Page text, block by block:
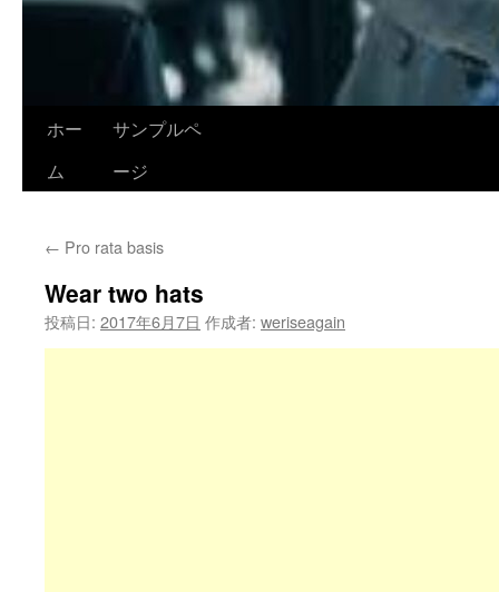
ホー
ム
サンプルペ
ージ
← Pro rata basis
Wear two hats
投稿日: 2017年6月7日 作成者: weriseagain